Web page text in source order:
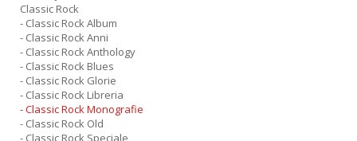
Classic Rock
- Classic Rock Album
- Classic Rock Anni
- Classic Rock Anthology
- Classic Rock Blues
- Classic Rock Glorie
- Classic Rock Libreria
- Classic Rock Monografie
- Classic Rock Old
- Classic Rock Speciale